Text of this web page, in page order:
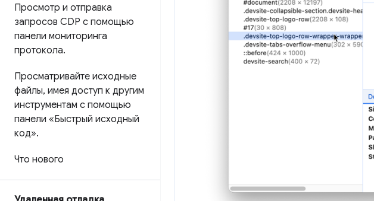
Просмотр и отправка
запросов CDP с помощью
панели мониторинга
протокола.
Просматривайте исходные
файлы, имея доступ к другим
инструментам с помощью
панели «Быстрый исходный
код».
Что нового